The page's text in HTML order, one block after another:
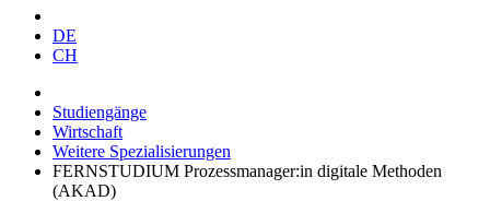
DE
CH
Studiengänge
Wirtschaft
Weitere Spezialisierungen
FERNSTUDIUM Prozessmanager:in digitale Methoden
(AKAD)